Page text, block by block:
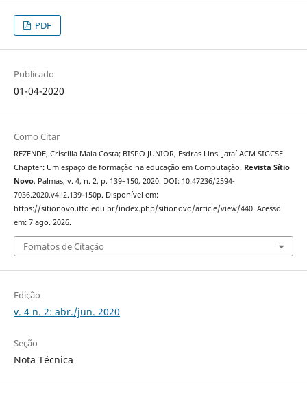
PDF
Publicado
01-04-2020
Como Citar
REZENDE, Críscilla Maia Costa; BISPO JUNIOR, Esdras Lins. Jataí ACM SIGCSE
Chapter: Um espaço de formação na educação em Computação. Revista Sítio
Novo, Palmas, v. 4, n. 2, p. 139–150, 2020. DOI: 10.47236/2594-
7036.2020.v4.i2.139-150p. Disponível em:
https://sitionovo.ifto.edu.br/index.php/sitionovo/article/view/440. Acesso
em: 7 ago. 2026.
Fomatos de Citação
Edição
v. 4 n. 2: abr./jun. 2020
Seção
Nota Técnica